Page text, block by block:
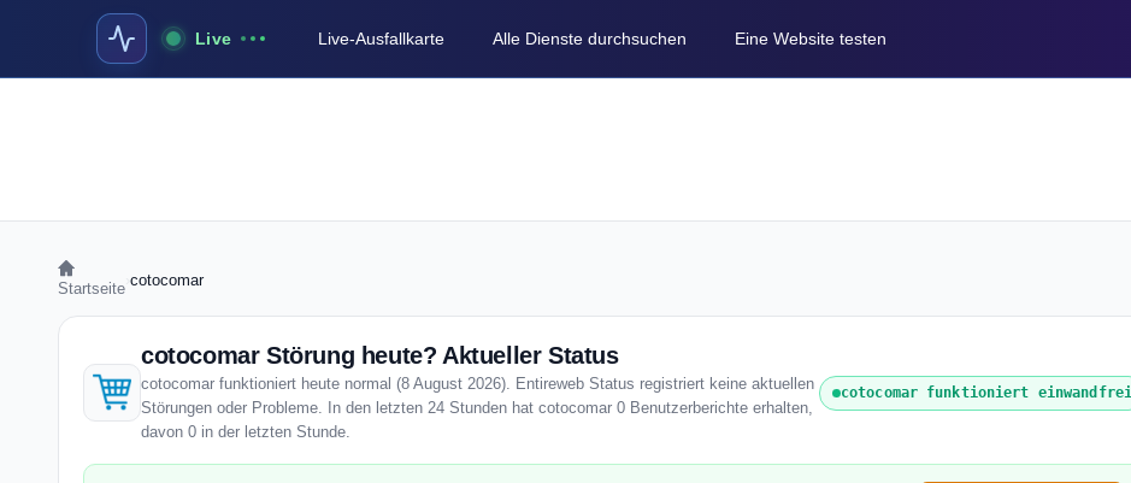
Live Live-Ausfallkarte Alle Dienste durchsuchen Eine Website testen
Startseite cotocomar
cotocomar Störung heute? Aktueller Status
cotocomar funktioniert heute normal (8 August 2026). Entireweb Status registriert keine aktuellen
Störungen oder Probleme. In den letzten 24 Stunden hat cotocomar 0 Benutzerberichte erhalten,
davon 0 in der letzten Stunde.
cotocomar funktioniert einwandfrei